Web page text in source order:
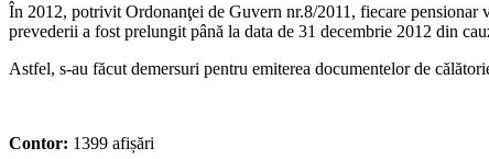
În 2012, potrivit Ordonanţei de Guvern nr.8/2011, fiecare pensionar
prevederii a fost prelungit până la data de 31 decembrie 2012 din
Astfel, s-au făcut demersuri pentru emiterea documentelor de
Contor: 1399 afișări